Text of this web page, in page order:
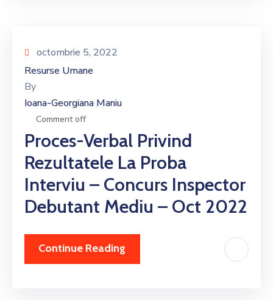
octombrie 5, 2022
Resurse Umane
By
Ioana-Georgiana Maniu
Comment off
Proces-Verbal Privind
Rezultatele La Proba
Interviu – Concurs Inspector
Debutant Mediu – Oct 2022
Continue Reading